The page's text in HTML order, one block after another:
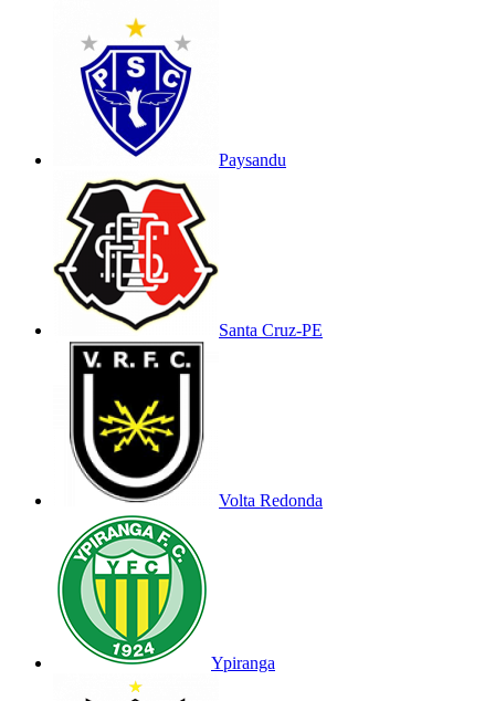
Paysandu
Santa Cruz-PE
Volta Redonda
Ypiranga